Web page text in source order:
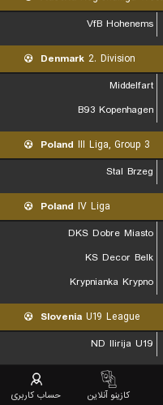
VfB Hohenems
Denmark 2. Division
Middelfart
B93 Kopenhagen
Poland III Liga, Group 3
Stal Brzeg
Poland IV Liga
DKS Dobre Miasto
KS Decor Belk
Krypnianka Krypno
Slovenia U19 League
ND Ilirija U19
Moldova
Liga 1
کازینو آنلاین حساب کاربری